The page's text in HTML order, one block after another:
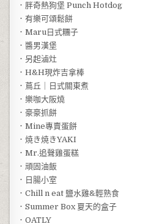
．胖奇熱狗堡 Punch Hotdog
．有樂可頌鬆餅
．Maru日式糰子
．醬男漢堡
．另起滷灶
．H&H現炸吉拿棒
．蔦丘｜日式關東煮
．樂咖大阪燒
．豪豪抓餅
．Mine專賣蛋餅
．焼き焼きYAKI
．Mr.追聲雞蛋糕
．頑固油飯
．日腸小室
．Chill n eat 鹽水雞&輕熟食
．Summer Box 夏天的盒子
．OATLY